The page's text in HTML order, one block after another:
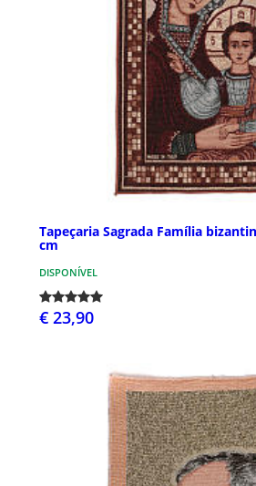
Tapeçaria Sagrada Família
cm
DISPONÍVEL
€ 23,90